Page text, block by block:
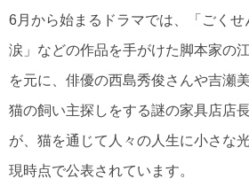
6月から始まるドラマでは、「ごく
涙」などの作品を手がけた脚本家の
を元に、俳優の西島秀俊さんや吉瀬
猫の飼い主探しをする謎の家具店店
が、猫を通じて人々の人生に小さな
現時点で公表されています。